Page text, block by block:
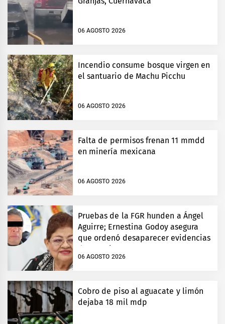
06 AGOSTO 2026
Incendio consume bosque virgen en
el santuario de Machu Picchu
06 AGOSTO 2026
Falta de permisos frenan 11 mmdd
en minería mexicana
06 AGOSTO 2026
Pruebas de la FGR hunden a Ángel
Aguirre; Ernestina Godoy asegura
que ordenó desaparecer evidencias
06 AGOSTO 2026
Cobro de piso al aguacate y limón
dejaba 18 mil mdp